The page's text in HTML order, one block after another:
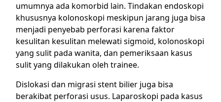
umumnya ada komorbid lain. Tindakan endoskopi
khususnya kolonoskopi meskipun jarang juga bisa
menjadi penyebab perforasi karena faktor
kesulitan kesulitan melewati sigmoid, kolonoskopi
yang sulit pada wanita, dan pemeriksaan kasus
sulit yang dilakukan oleh trainee.
Dislokasi dan migrasi stent bilier juga bisa
berakibat perforasi usus. Laparoskopi pada kasus